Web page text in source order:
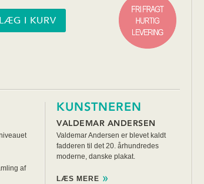
af
KUNSTNEREN
VALDEMAR ANDERSEN
Valdemar Andersen er blevet kaldt
fadderen til det 20. århundredes
moderne, danske plakat.
LÆS MERE